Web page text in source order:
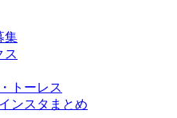
集
ス
トーレス
ンスタまとめ